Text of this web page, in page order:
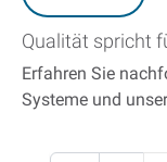
Qualität spricht
Erfahren Sie
Systeme und